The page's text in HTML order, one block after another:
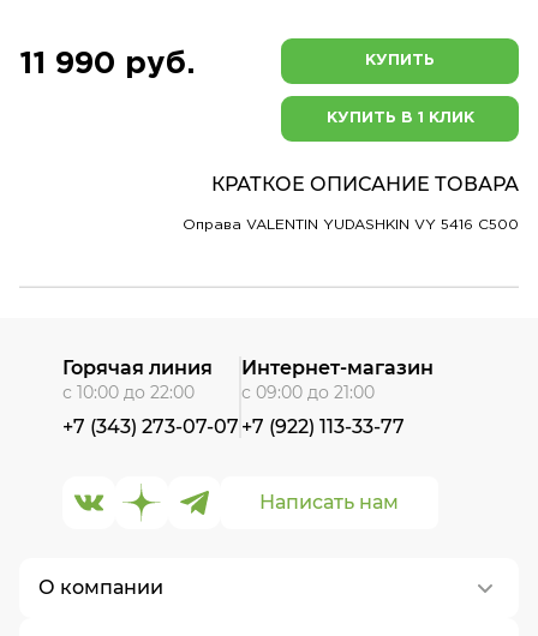
11 990 руб. КУПИТЬ
КУПИТЬ В 1 КЛИК
КРАТКОЕ ОПИСАНИЕ ТОВАРА
Оправа VALENTIN YUDASHKIN VY 5416 C500
О компании
Написать нам
Горячая линия
с 10:00 до 22:00
+7 (343) 273-07-07
Интернет-магазин
с 09:00 до 21:00
+7 (922) 113-33-77